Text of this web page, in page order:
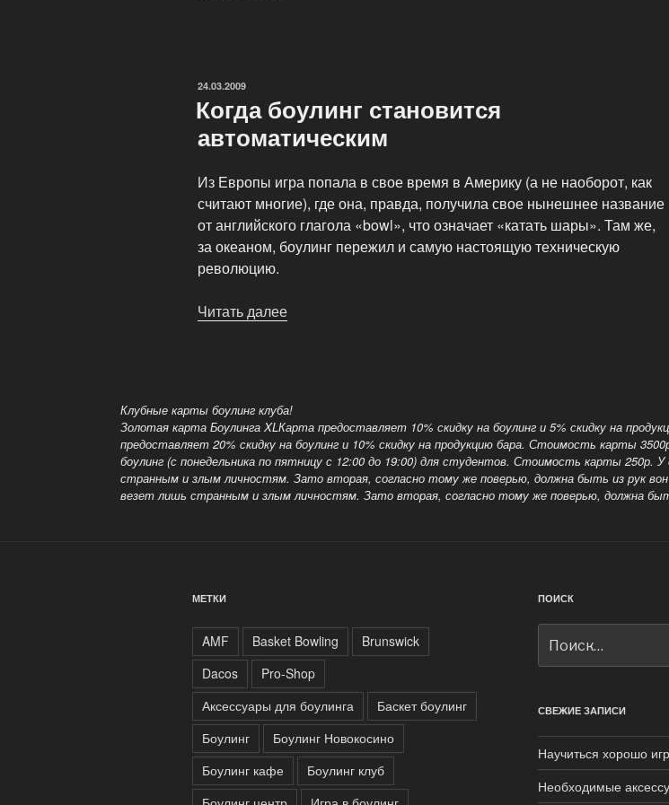
качестве
игры»
ОПУБЛИКОВАНО
24.03.2009
Когда боулинг становится
автоматическим
Из Европы игра попала в свое время в Америку (а не наоборот, как
считают многие), где она, правда, получила свое нынешнее название
от английского глагола «bowl», что означает «катать шары». Там же,
за океаном, боулинг пережил и самую настоящую техническую
революцию.
Читать далее
Клубные карты боулинг клуба!
Золотая карта Боулинга XLКарта предоставляет 10% скидку на боулинг и 5% скидку на
предоставляет 20% скидку на боулинг и 10% скидку на продукцию бара. Стоимость карты
боулинг (с понедельника по пятницу с 12:00 до 19:00) для студентов. Стоимость карты 250р.У
странным и злым личностям. Зато вторая, согласно тому же поверью, должна быть из рук
везет лишь странным и злым личностям.Зато вторая, согласно тому же поверью, должна
МЕТКИ
AMF Basket Bowling
Brunswick
Dacos
Pro-Shop
Аксессуары для боулинга
Баскет боулинг
Боулинг
Боулинг Новокосино
Боулинг кафе
Боулинг клуб
ПОИСК
СВЕЖИЕ ЗАПИСИ
Научиться хорошо
Необходимые